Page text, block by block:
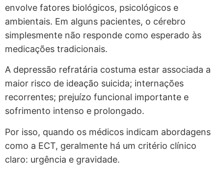
envolve fatores biológicos, psicológicos e
ambientais. Em alguns pacientes, o cérebro
simplesmente não responde como esperado às
medicações tradicionais.
A depressão refratária costuma estar associada a
maior risco de ideação suicida; internações
recorrentes; prejuízo funcional importante e
sofrimento intenso e prolongado.
Por isso, quando os médicos indicam abordagens
como a ECT, geralmente há um critério clínico
claro: urgência e gravidade.